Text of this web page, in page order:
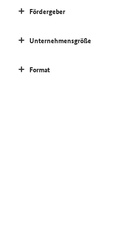
Fördergeber
Unternehmensgröße
Format